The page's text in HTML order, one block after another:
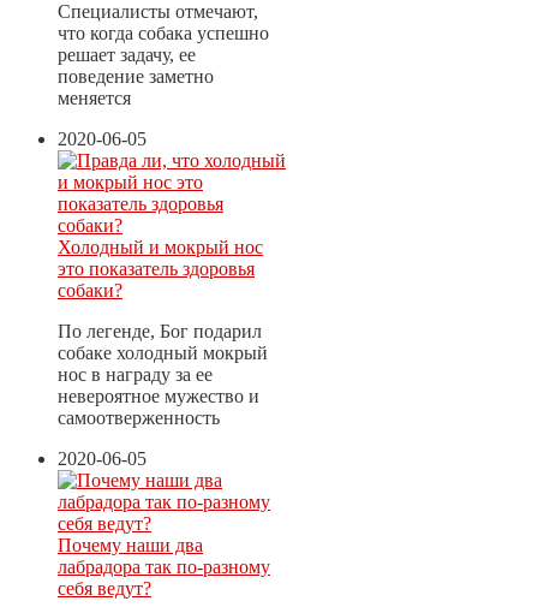
Специалисты отмечают,
что когда собака успешно
решает задачу, ее
поведение заметно
меняется
2020-06-05
Холодный и мокрый нос
это показатель здоровья
собаки?
По легенде, Бог подарил
собаке холодный мокрый
нос в награду за ее
невероятное мужество и
самоотверженность
2020-06-05
Почему наши два
лабрадора так по-разному
себя ведут?